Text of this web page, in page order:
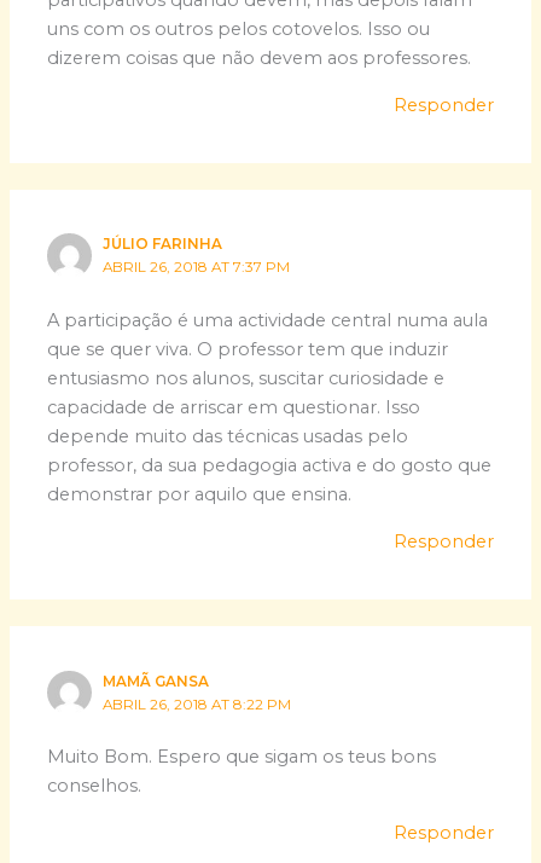
uns com os outros pelos cotovelos. Isso ou
dizerem coisas que não devem aos professores.
Responder
JÚLIO FARINHA
ABRIL 26, 2018 AT 7:37 PM
A participação é uma actividade central numa aula
que se quer viva. O professor tem que induzir
entusiasmo nos alunos, suscitar curiosidade e
capacidade de arriscar em questionar. Isso
depende muito das técnicas usadas pelo
professor, da sua pedagogia activa e do gosto que
demonstrar por aquilo que ensina.
Responder
MAMÃ GANSA
ABRIL 26, 2018 AT 8:22 PM
Muito Bom. Espero que sigam os teus bons
conselhos.
Responder